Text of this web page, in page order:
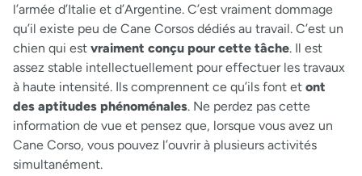
l’armée d’Italie et d’Argentine. C’est vraiment dommage
qu’il existe peu de Cane Corsos dédiés au travail. C’est un
chien qui est vraiment conçu pour cette tâche. Il est
assez stable intellectuellement pour effectuer les travaux
à haute intensité. Ils comprennent ce qu’ils font et ont
des aptitudes phénoménales. Ne perdez pas cette
information de vue et pensez que, lorsque vous avez un
Cane Corso, vous pouvez l’ouvrir à plusieurs activités
simultanément.